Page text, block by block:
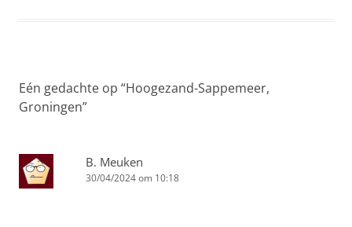
Eén gedachte op “Hoogezand-Sappemeer,
Groningen”
B. Meuken
30/04/2024 om 10:18